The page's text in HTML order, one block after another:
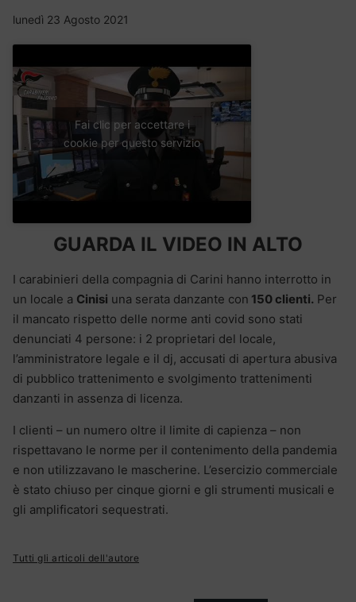
lunedì 23 Agosto 2021
Fai clic per accettare i
cookie per questo servizio
GUARDA IL VIDEO IN ALTO
I carabinieri della compagnia di Carini hanno interrotto in
un locale a Cinisi una serata danzante con 150 clienti. Per
il mancato rispetto delle norme anti covid sono stati
denunciati 4 persone: i 2 proprietari del locale,
l’amministratore legale e il dj, accusati di apertura abusiva
di pubblico trattenimento e svolgimento trattenimenti
danzanti in assenza di licenza.
I clienti – un numero oltre il limite di capienza – non
rispettavano le norme per il contenimento della pandemia
e non utilizzavano le mascherine. L’esercizio commerciale
è stato chiuso per cinque giorni e gli strumenti musicali e
gli amplificatori sequestrati.
Tutti gli articoli dell'autore